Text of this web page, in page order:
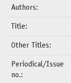
Authors:
Title:
Other Titles:
Periodical/Issue
no.: